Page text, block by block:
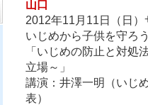
山口
2012年11月11日（日）
いじめから子供を守ろ
「いじめの防止と対処
立場～」
講演：井澤一明（いじ
表）